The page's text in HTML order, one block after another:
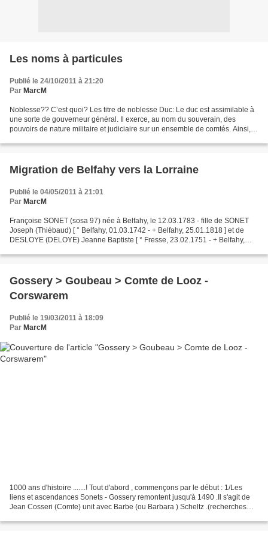
Les noms à particules
Publié le 24/10/2011 à 21:20
Par MarcM
Noblesse?? C’est quoi? Les titre de noblesse Duc: Le duc est assimilable à
une sorte de gouverneur général. Il exerce, au nom du souverain, des
pouvoirs de nature militaire et judiciaire sur un ensemble de comtés. Ainsi, le
Migration de Belfahy vers la Lorraine
Publié le 04/05/2011 à 21:01
Par MarcM
Françoise SONET (sosa 97) née à Belfahy, le 12.03.1783 - fille de SONET
Joseph (Thiébaud) [ ° Belfahy, 01.03.1742 - + Belfahy, 25.01.1818 ] et de
DESLOYE (DELOYE) Jeanne Baptiste [ ° Fresse, 23.02.1751 - + Belfahy,
Gossery > Goubeau > Comte de Looz -
Corswarem
Publié le 19/03/2011 à 18:09
Par MarcM
1000 ans d'histoire .......! Tout d'abord , commençons par le début : 1/Les
liens et ascendances Sonets - Gossery remontent jusqu'à 1490 .Il s'agit de
Jean Cosseri (Comte) unit avec Barbe (ou Barbara ) Scheltz .(recherches